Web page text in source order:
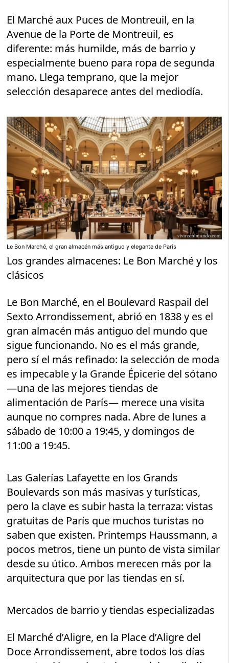
El Marché aux Puces de Montreuil, en la
Avenue de la Porte de Montreuil, es
diferente: más humilde, más de barrio y
especialmente bueno para ropa de segunda
mano. Llega temprano, que la mejor
selección desaparece antes del mediodía.
Le Bon Marché, el gran almacén más antiguo y elegante de París
Los grandes almacenes: Le Bon Marché y los
clásicos
Le Bon Marché, en el Boulevard Raspail del
Sexto Arrondissement, abrió en 1838 y es el
gran almacén más antiguo del mundo que
sigue funcionando. No es el más grande,
pero sí el más refinado: la selección de moda
es impecable y la Grande Épicerie del sótano
—una de las mejores tiendas de
alimentación de París— merece una visita
aunque no compres nada. Abre de lunes a
sábado de 10:00 a 19:45, y domingos de
11:00 a 19:45.
Las Galerías Lafayette en los Grands
Boulevards son más masivas y turísticas,
pero la clave es subir hasta la terraza: vistas
gratuitas de París que muchos turistas no
saben que existen. Printemps Haussmann, a
pocos metros, tiene un punto de vista similar
desde su útico. Ambos merecen más por la
arquitectura que por las tiendas en sí.
Mercados de barrio y tiendas especializadas
El Marché d’Aligre, en la Place d’Aligre del
Doce Arrondissement, abre todos los días